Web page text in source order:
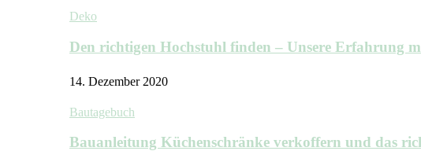
Deko
Den richtigen Hochstuhl finden – Unsere Erfahrung
14. Dezember 2020
Bautagebuch
Bauanleitung Küchenschränke verkoffern und das